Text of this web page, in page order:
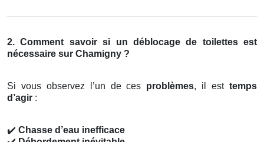
2. Comment savoir si un déblocage de toilettes est
nécessaire sur Chamigny ?
Si vous observez l’un de ces problèmes, il esttemps
d’agir :
✔️ Chasse d’eau inefficace